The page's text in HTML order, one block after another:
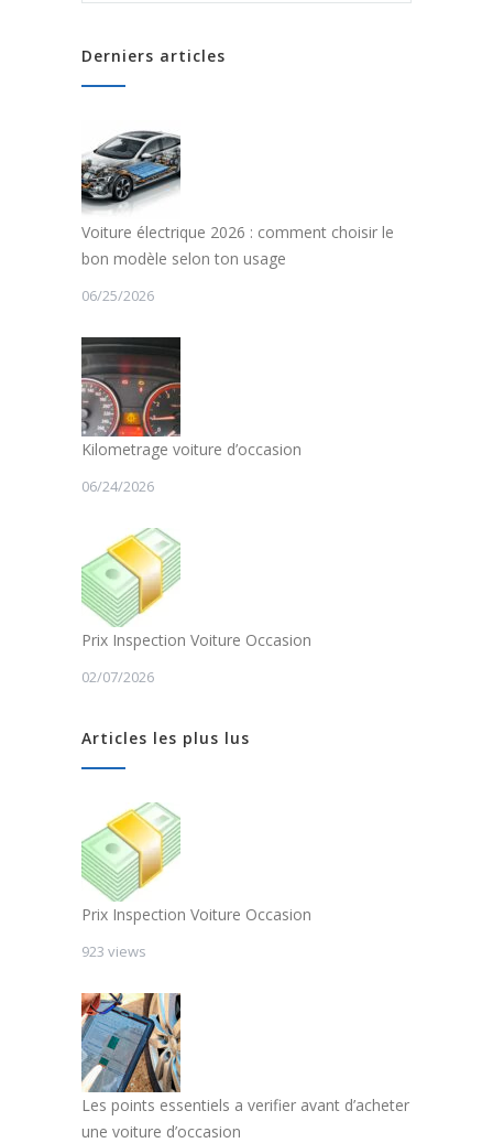
Derniers articles
Voiture électrique 2026 : comment choisir le
bon modèle selon ton usage
06/25/2026
Kilometrage voiture d’occasion
06/24/2026
Prix Inspection Voiture Occasion
02/07/2026
Articles les plus lus
Prix Inspection Voiture Occasion
923 views
Les points essentiels a verifier avant d’acheter
une voiture d’occasion